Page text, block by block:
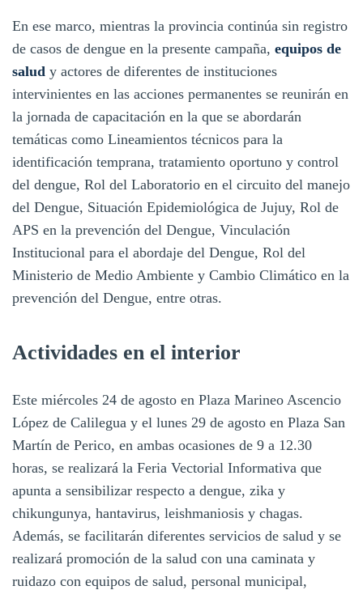
En ese marco, mientras la provincia continúa sin registro
de casos de dengue en la presente campaña, equipos de
salud y actores de diferentes de instituciones
intervinientes en las acciones permanentes se reunirán en
la jornada de capacitación en la que se abordarán
temáticas como Lineamientos técnicos para la
identificación temprana, tratamiento oportuno y control
del dengue, Rol del Laboratorio en el circuito del manejo
del Dengue, Situación Epidemiológica de Jujuy, Rol de
APS en la prevención del Dengue, Vinculación
Institucional para el abordaje del Dengue, Rol del
Ministerio de Medio Ambiente y Cambio Climático en la
prevención del Dengue, entre otras.
Actividades en el interior
Este miércoles 24 de agosto en Plaza Marineo Ascencio
López de Calilegua y el lunes 29 de agosto en Plaza San
Martín de Perico, en ambas ocasiones de 9 a 12.30
horas, se realizará la Feria Vectorial Informativa que
apunta a sensibilizar respecto a dengue, zika y
chikungunya, hantavirus, leishmaniosis y chagas.
Además, se facilitarán diferentes servicios de salud y se
realizará promoción de la salud con una caminata y
ruidazo con equipos de salud, personal municipal,